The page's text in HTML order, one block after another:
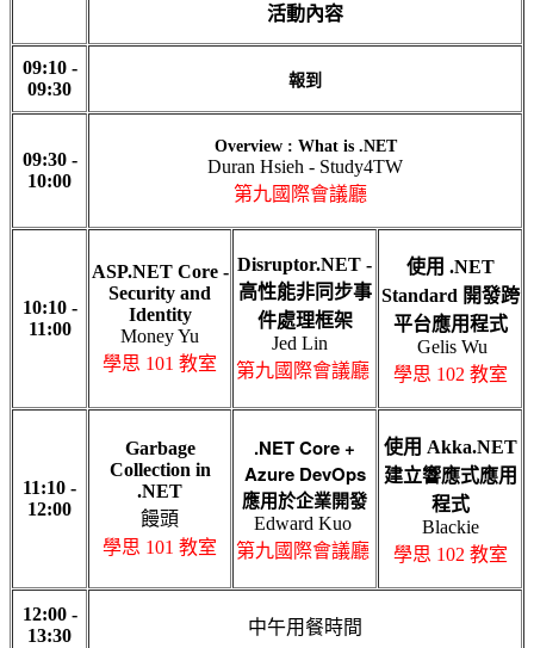
活動內容
09:10 -
09:30
報到
09:30 -
10:00
Overview : What is .NET
Duran Hsieh - Study4TW
第九國際會議廳
10:10 -
11:00
ASP.NET Core -
Security and
Identity
Money Yu
學思 101 教室
Disruptor.NET -
高性能非同步事
件處理框架
Jed Lin
第九國際會議廳
使用 .NET
Standard 開發跨
平台應用程式
Gelis Wu
學思 102 教室
11:10 -
12:00
Garbage
Collection in
.NET
饅頭
學思 101 教室
.NET Core +
Azure DevOps
應用於企業開發
Edward Kuo
第九國際會議廳
使用 Akka.NET
建立響應式應用
程式
Blackie
學思 102 教室
12:00 -
13:30
中午用餐時間